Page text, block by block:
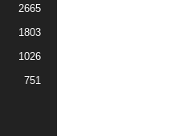
2665
1803
1026
751